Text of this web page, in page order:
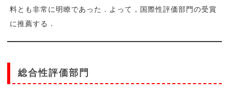
料とも非常に明瞭であった．よって，国際性評価部門の受賞
に推薦する．
総合性評価部門